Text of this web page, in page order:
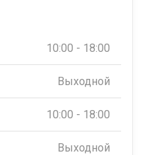
10:00 - 18:00
Выходной
10:00 - 18:00
Выходной